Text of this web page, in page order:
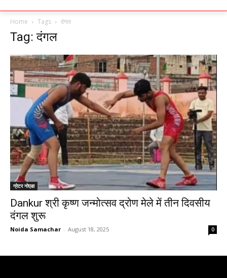
Home Tags दंगल
Tag: दंगल
ग्रेटर नोएडा
Dankur श्री कृष्ण जन्मोत्सव द्रोण मेले में तीन दिवसीय
दंगल शुरू
Noida Samachar - August 18, 2025 0